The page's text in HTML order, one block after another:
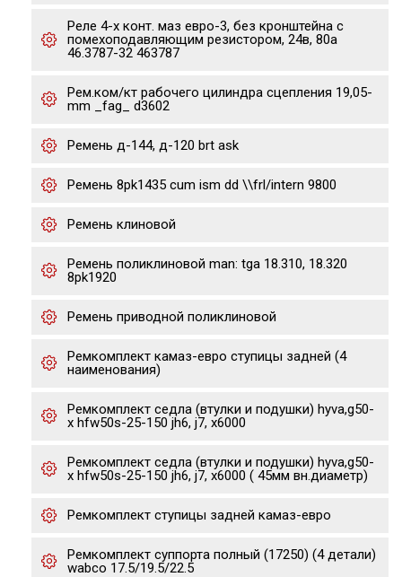
Реле 4-х конт. маз евро-3, без кронштейна с
помехоподавляющим резистором, 24в, 80а
46.3787-32 463787
Рем.ком/кт рабочего цилиндра сцепления 19,05-
mm _fag_ d3602
Ремень д-144, д-120 brt ask
Ремень 8pk1435 cum ism dd \\frl/intern 9800
Ремень клиновой
Ремень поликлиновой man: tga 18.310, 18.320
8pk1920
Ремень приводной поликлиновой
Ремкомплект камаз-евро ступицы задней (4
наименования)
Ремкомплект седла (втулки и подушки) hyva,g50-
x hfw50s-25-150 jh6, j7, x6000
Ремкомплект седла (втулки и подушки) hyva,g50-
x hfw50s-25-150 jh6, j7, x6000 ( 45мм вн.диаметр)
Ремкомплект ступицы задней камаз-евро
Ремкомплект суппорта полный (17250) (4 детали)
wabco 17.5/19.5/22.5